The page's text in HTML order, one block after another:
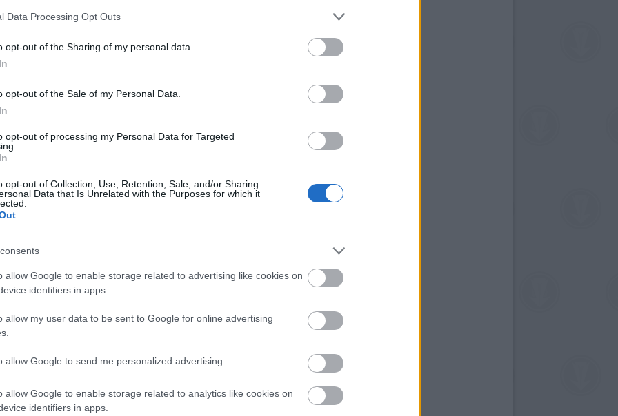
Data Processing Opt Outs
opt-out of the Sharing of my personal data.
opt-out of the Sale of my Personal Data.
opt-out of processing my Personal Data for Targeted
opt-out of Collection, Use, Retention, Sale, and/or Sharing
Data that Is Unrelated with the Purposes for which it
allow Google to enable storage related to advertising like cookies on
identifiers in apps.
allow my user data to be sent to Google for online advertising
allow Google to send me personalized advertising.
allow Google to enable storage related to analytics like cookies on
identifiers in apps.
frontemberként, hanem a bulvármédia ismert
Vince-t, aki a banda pihenése alatt
kat is forgat. Ezek közül a
for The WB volt, de feltűnt a CBS Still Standing
egy tetoválóművészt alakított.
egy szólóalbumon, de rajta tartja a
pedig ingyenes koncertet adott a floridai
megnyitotta klubját, a Dr. Feelgoodot.
Neil jelenleg harmonikusan együttműködik a
akik jól ismerik a zenekar múltját, s tudják: az
után egyszer már úgy döntött, hogy otthagyja
az akkori pletykák szerint ez a távozás nem
már javában sérelmezték, hogy többet
a zenekarral.